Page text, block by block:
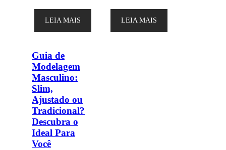
LEIA MAIS LEIA MAIS
Guia de
Modelagem
Masculino:
Slim,
Ajustado ou
Tradicional?
Descubra o
Ideal Para
Você